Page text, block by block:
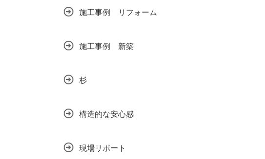
施工事例 リフォーム
施工事例 新築
杉
構造的な安心感
現場リポート